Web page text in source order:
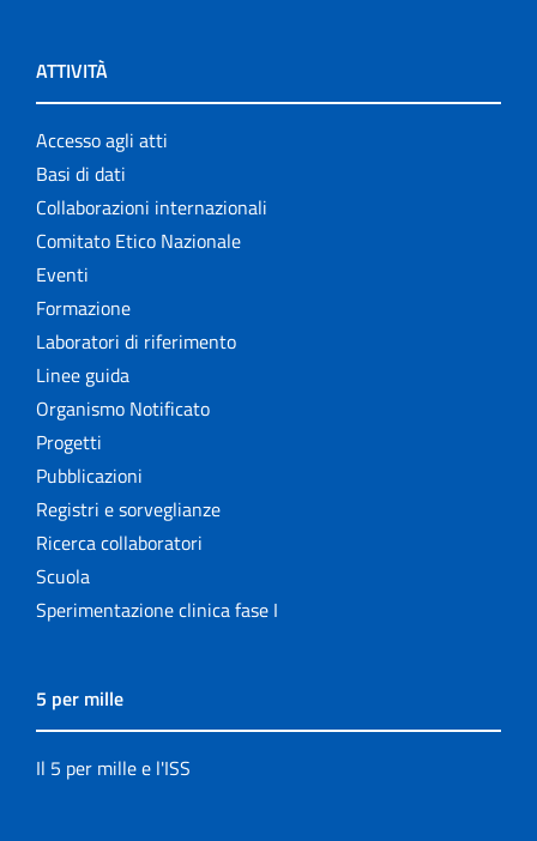
ATTIVITÀ
Accesso agli atti
Basi di dati
Collaborazioni internazionali
Comitato Etico Nazionale
Eventi
Formazione
Laboratori di riferimento
Linee guida
Organismo Notificato
Progetti
Pubblicazioni
Registri e sorveglianze
Ricerca collaboratori
Scuola
Sperimentazione clinica fase I
5 per mille
Il 5 per mille e l'ISS